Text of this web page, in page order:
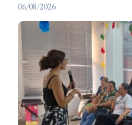
06/08/2026